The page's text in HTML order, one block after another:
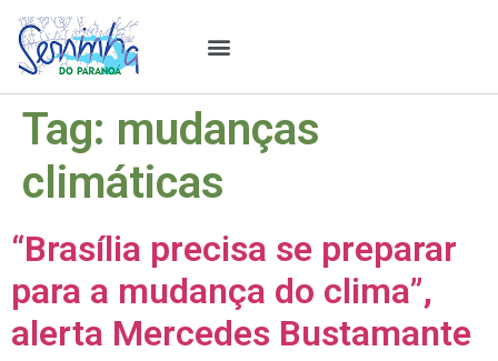
Tag: mudanças
climáticas
“Brasília precisa se preparar
para a mudança do clima”,
alerta Mercedes Bustamante